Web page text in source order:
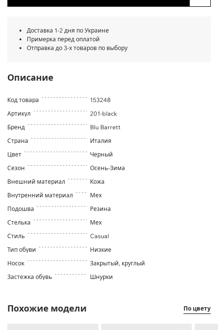
Доставка 1-2 дня по Украине
Примерка перед оплатой
Отправка до 3-х товаров по выбору
Описание
Код товара
153248
Артикул
201-black
Бренд
Blu Barrett
Страна
Италия
Цвет
Черный
Сезон
Осень-Зима
Внешний материал
Кожа
Внутренний материал
Мех
Подошва
Резина
Стелька
Мех
Стиль
Casual
Тип обуви
Низкие
Носок
Закрытый, круглый
Застежка обувь
Шнурки
Похожие модели По цвету